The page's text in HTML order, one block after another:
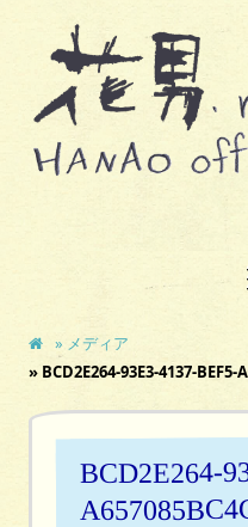
» メディア
» BCD2E264-93E3-4137-
BCD2E264-